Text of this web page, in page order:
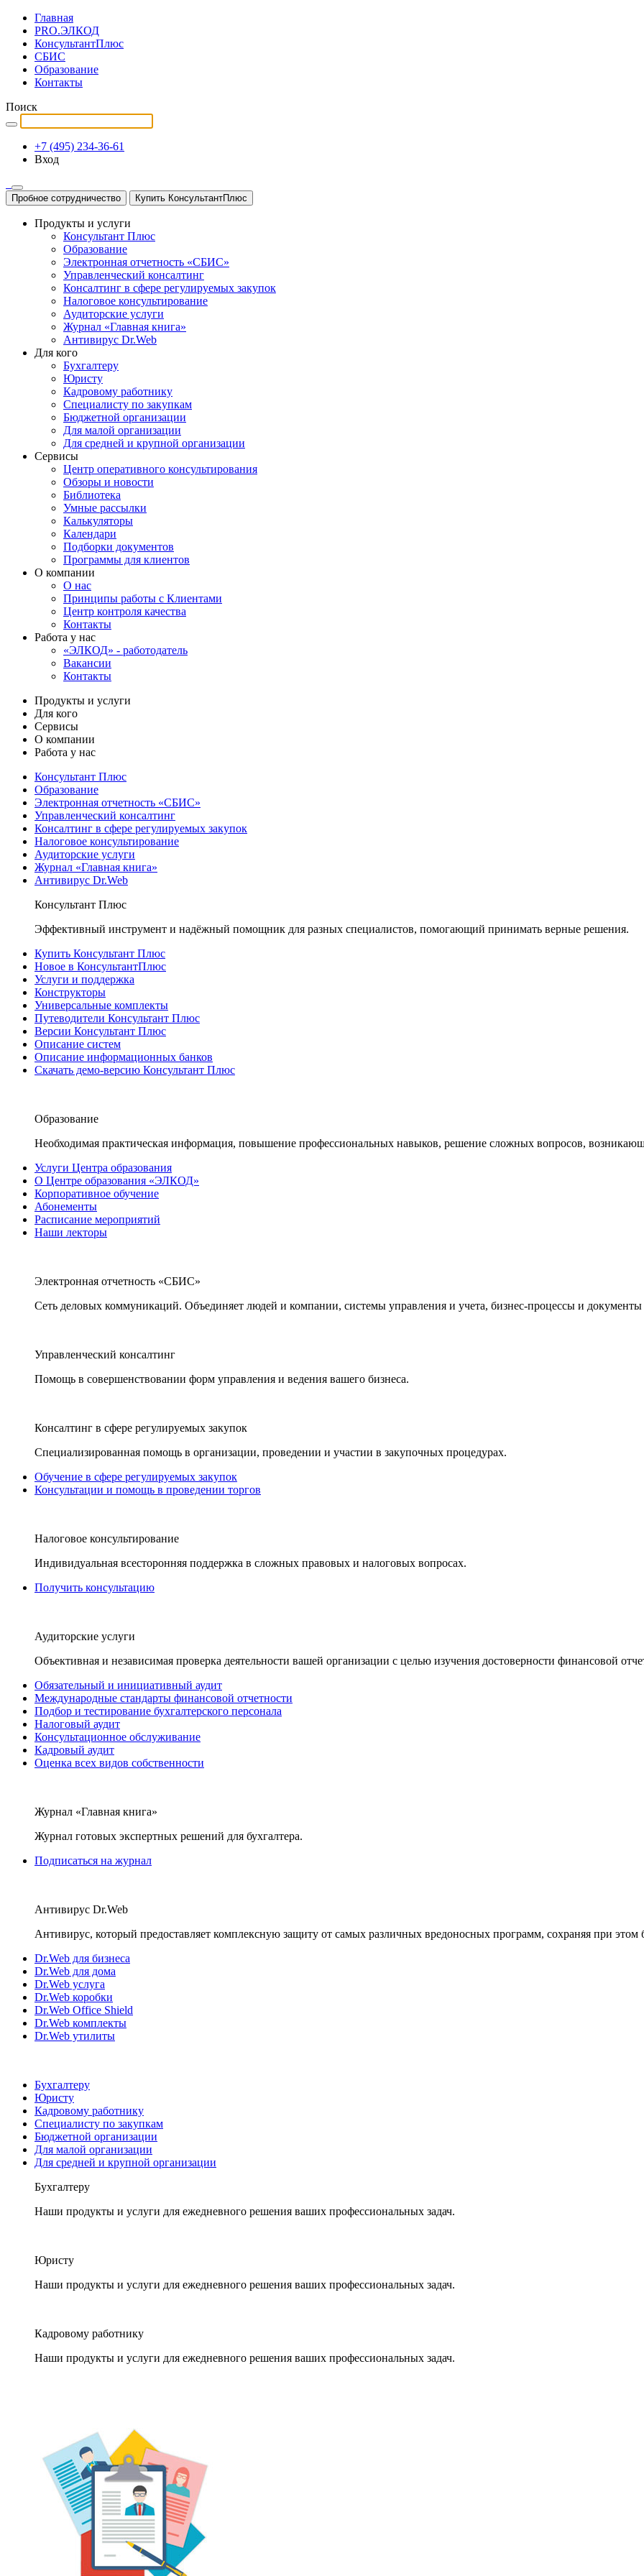
Главная
PRO.ЭЛКОД
КонсультантПлюс
СБИС
Образование
Контакты
Поиск
+7 (495) 234-36-61
Вход
Пробное сотрудничество Купить КонсультантПлюс
Продукты и услуги
Консультант Плюс
Образование
Электронная отчетность «СБИС»
Управленческий консалтинг
Консалтинг в сфере регулируемых закупок
Налоговое консультирование
Аудиторские услуги
Журнал «Главная книга»
Антивирус Dr.Web
Для кого
Бухгалтеру
Юристу
Кадровому работнику
Специалисту по закупкам
Бюджетной организации
Для малой организации
Для средней и крупной организации
Сервисы
Центр оперативного консультирования
Обзоры и новости
Библиотека
Умные рассылки
Калькуляторы
Календари
Подборки документов
Программы для клиентов
О компании
О нас
Принципы работы с Клиентами
Центр контроля качества
Контакты
Работа у нас
«ЭЛКОД» - работодатель
Вакансии
Контакты
Продукты и услуги
Для кого
Сервисы
О компании
Работа у нас
Консультант Плюс
Образование
Электронная отчетность «СБИС»
Управленческий консалтинг
Консалтинг в сфере регулируемых закупок
Налоговое консультирование
Аудиторские услуги
Журнал «Главная книга»
Антивирус Dr.Web
Консультант Плюс
Эффективный инструмент и надёжный помощник для разных специалистов, помогающий принимать верные решения.
Купить Консультант Плюс
Новое в КонсультантПлюс
Услуги и поддержка
Конструкторы
Универсальные комплекты
Путеводители Консультант Плюс
Версии Консультант Плюс
Описание систем
Описание информационных банков
Скачать демо-версию Консультант Плюс
Образование
Необходимая практическая информация, повышение профессиональных навыков, решение сложных вопросов,
Услуги Центра образования
О Центре образования «ЭЛКОД»
Корпоративное обучение
Абонементы
Расписание мероприятий
Наши лекторы
Электронная отчетность «СБИС»
Сеть деловых коммуникаций. Объединяет людей и компании, системы управления и учета, бизнес-процессы и документы
Управленческий консалтинг
Помощь в совершенствовании форм управления и ведения вашего бизнеса.
Консалтинг в сфере регулируемых закупок
Специализированная помощь в организации, проведении и участии в закупочных процедурах.
Обучение в сфере регулируемых закупок
Консультации и помощь в проведении торгов
Налоговое консультирование
Индивидуальная всесторонняя поддержка в сложных правовых и налоговых вопросах.
Получить консультацию
Аудиторские услуги
Объективная и независимая проверка деятельности вашей организации с целью изучения достоверности финансовой
Обязательный и инициативный аудит
Международные стандарты финансовой отчетности
Подбор и тестирование бухгалтерского персонала
Налоговый аудит
Консультационное обслуживание
Кадровый аудит
Оценка всех видов собственности
Журнал «Главная книга»
Журнал готовых экспертных решений для бухгалтера.
Подписаться на журнал
Антивирус Dr.Web
Антивирус, который предоставляет комплексную защиту от самых различных вредоносных программ, сохраняя при этом
Dr.Web для бизнеса
Dr.Web для дома
Dr.Web услуга
Dr.Web коробки
Dr.Web Office Shield
Dr.Web комплекты
Dr.Web утилиты
Бухгалтеру
Юристу
Кадровому работнику
Специалисту по закупкам
Бюджетной организации
Для малой организации
Для средней и крупной организации
Бухгалтеру
Наши продукты и услуги для ежедневного решения ваших профессиональных задач.
Юристу
Наши продукты и услуги для ежедневного решения ваших профессиональных задач.
Кадровому работнику
Наши продукты и услуги для ежедневного решения ваших профессиональных задач.